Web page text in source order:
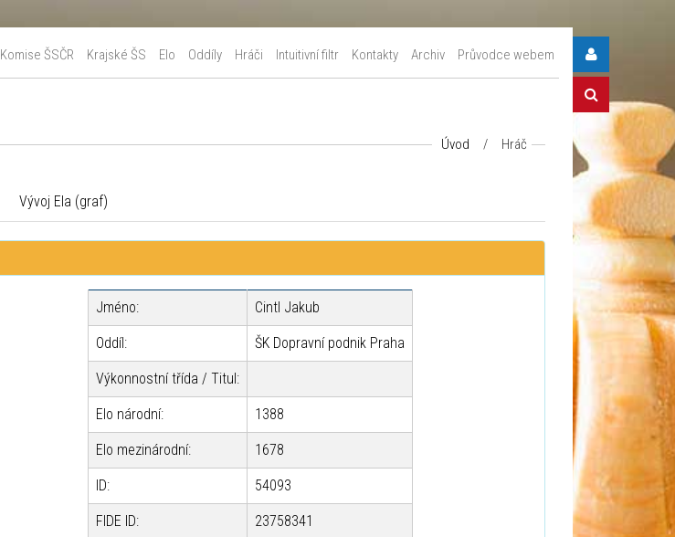
Komise ŠSČR Krajské ŠS Elo Oddíly Hráči Intuitivní filtr Kontakty Archiv Průvodce webem
Úvod / Hráč
Vývoj Ela (graf)
Jméno: Cintl Jakub
Oddíl: ŠK Dopravní podnik Praha
Výkonnostní třída / Titul:
Elo národní: 1388
Elo mezinárodní: 1678
ID: 54093
FIDE ID: 23758341